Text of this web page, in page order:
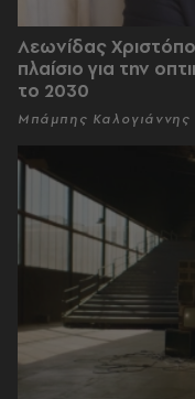
Λεωνίδας
πλαίσιο για την
το 2030
Μπάμπης Καλογιάννης